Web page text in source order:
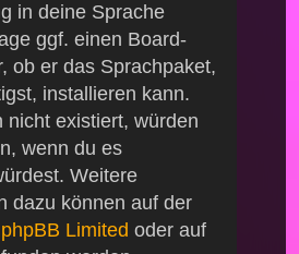
in deine Sprache
ggf. einen Board-
ob er das Sprachpaket,
installieren kann.
nicht existiert, würden
wenn du es
Weitere
dazu können auf der
phpBB Limited oder auf